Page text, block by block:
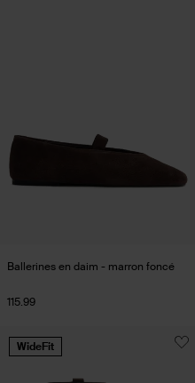
Ballerines en daim - marron foncé
115.99
WideFit